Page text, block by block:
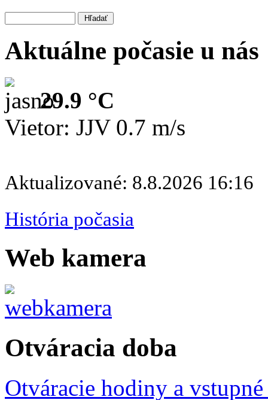
Aktuálne počasie u nás
29.9 °C
Vietor: JJV 0.7 m/s
Aktualizované: 8.8.2026 16:16
História počasia
Web kamera
Otváracia doba
Otváracie hodiny a